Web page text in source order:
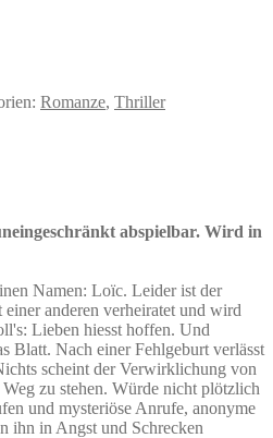
Romanze, Thriller
abspielbar. Wird in
Namen: Loïc. Leider ist der
anderen verheiratet und wird
Lieben hiesst hoffen. Und
Blatt. Nach einer Fehlgeburt verlässt
scheint der Verwirklichung von
zu stehen. Würde nicht plötzlich
und mysteriöse Anrufe, anonyme
ihn in Angst und Schrecken